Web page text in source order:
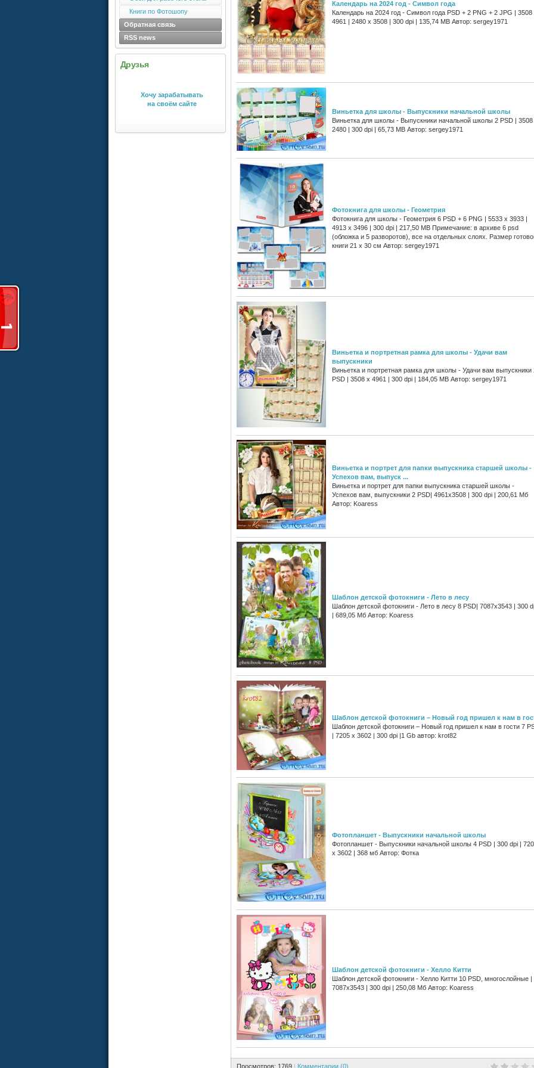
Книги по Фотошопу
Обратная связь
RSS news
Друзья
Хочу зарабатывать
на своём сайте
Календарь на 2024 год - Символ года
Календарь на 2024 год - Символ года PSD + 2 PNG + 2 JPG | 3508
4961 | 2480 x 3508 | 300 dpi | 135,74 MB Автор: sergey1971
Виньетка для школы - Выпускники начальной школы
Виньетка для школы - Выпускники начальной школы 2 PSD |
2480 | 300 dpi | 65,73 MB Автор: sergey1971
Фотокнига для школы - Геометрия
Фотокнига для школы - Геометрия 6 PSD + 6 PNG | 5533 x 3933 |
4913 x 3496 | 300 dpi | 217,50 MB Примечание: в архиве 6 psd
(обложка и 5 разворотов), все на отдельных слоях. Размер
книги 21 x 30 см Автор: sergey1971
Виньетка и портретная рамка для школы - Удачи вам
выпускники
Виньетка и портретная рамка для школы - Удачи вам выпускники
PSD | 3508 x 4961 | 300 dpi | 184,05 MB Автор: sergey1971
Виньетка и портрет для папки выпускника старшей школы -
Успехов вам, выпуск ...
Виньетка и портрет для папки выпускника старшей школы -
Успехов вам, выпускники 2 PSD| 4961x3508 | 300 dpi | 200,61 Мб
Автор: Koaress
Шаблон детской фотокниги - Лето в лесу
Шаблон детской фотокниги - Лето в лесу 8 PSD| 7087x3543 | 300
| 689,05 Мб Автор: Koaress
Шаблон детской фотокниги – Новый год пришел к нам в
Шаблон детской фотокниги – Новый год пришел к нам в гости 7
| 7205 x 3602 | 300 dpi |1 Gb автор: krot82
Фотопланшет - Выпускники начальной школы
Фотопланшет - Выпускники начальной школы 4 PSD | 300 dpi |
x 3602 | 368 мб Автор: Фотка
Шаблон детской фотокниги - Хелло Китти
Шаблон детской фотокниги - Хелло Китти 10 PSD, многослойные |
7087x3543 | 300 dpi | 250,08 Мб Автор: Koaress
Просмотров: 1769 | Комментарии (0)